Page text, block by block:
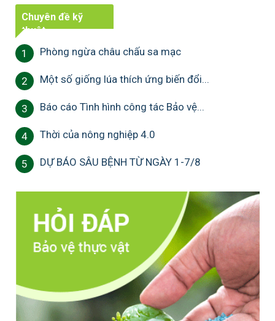
Chuyên đề kỹ
thuật
1 Phòng ngừa châu chấu sa mạc
2 Một số giống lúa thích ứng biến đổi...
3 Báo cáo Tình hình công tác Bảo vệ...
4 Thời của nông nghiệp 4.0
5 DỰ BÁO SÂU BỆNH TỪ NGÀY 1-7/8